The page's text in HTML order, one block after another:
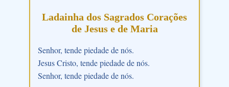
Ladainha dos Sagrados Corações
de Jesus e de Maria
Senhor, tende piedade de nós.
Jesus Cristo, tende piedade de nós.
Senhor, tende piedade de nós.